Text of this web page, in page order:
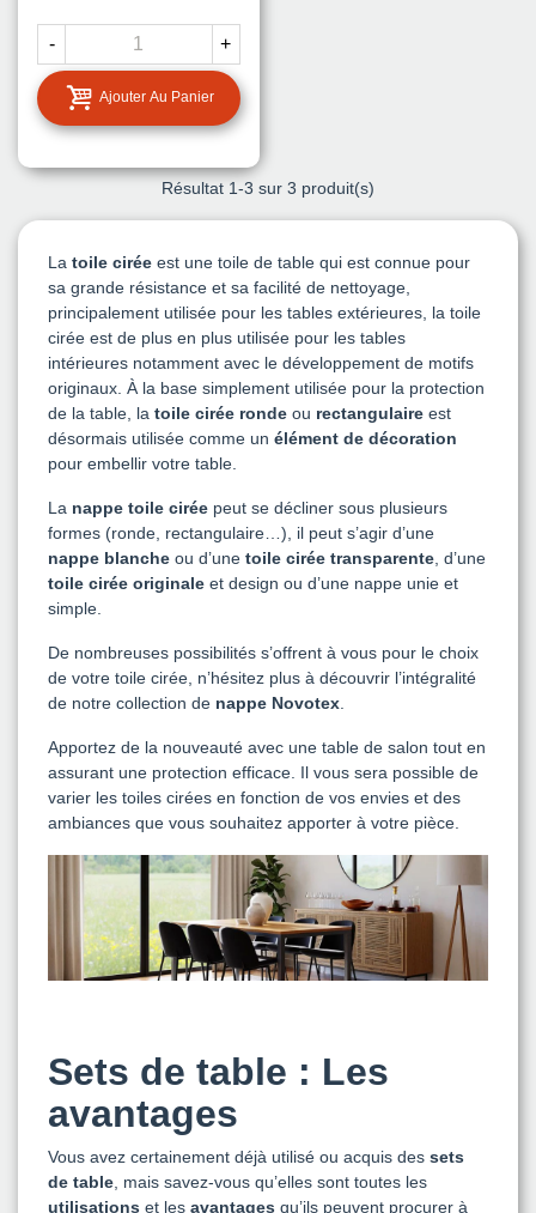
- +
Ajouter Au Panier
Résultat 1-3 sur 3 produit(s)
La toile cirée est une toile de table qui est connue pour
sa grande résistance et sa facilité de nettoyage,
principalement utilisée pour les tables extérieures, la toile
cirée est de plus en plus utilisée pour les tables
intérieures notamment avec le développement de motifs
originaux. À la base simplement utilisée pour la protection
de la table, la toile cirée ronde ou rectangulaire est
désormais utilisée comme un élément de décoration
pour embellir votre table.
La nappe toile cirée peut se décliner sous plusieurs
formes (ronde, rectangulaire…), il peut s’agir d’une
nappe blanche ou d’une toile cirée transparente , d’une
toile cirée originale et design ou d’une nappe unie et
simple.
De nombreuses possibilités s’offrent à vous pour le choix
de votre toile cirée, n’hésitez plus à découvrir l’intégralité
de notre collection de nappe Novotex
Apportez de la nouveauté avec une table de salon tout en
assurant une protection efficace. Il vous sera possible de
varier les toiles cirées en fonction de vos envies et des
ambiances que vous souhaitez apporter à votre pièce.
Sets de table : Les
avantages
Vous avez certainement déjà utilisé ou acquis des sets
de table , mais savez-vous qu’elles sont toutes les
utilisations et les avantages qu’ils peuvent procurer à